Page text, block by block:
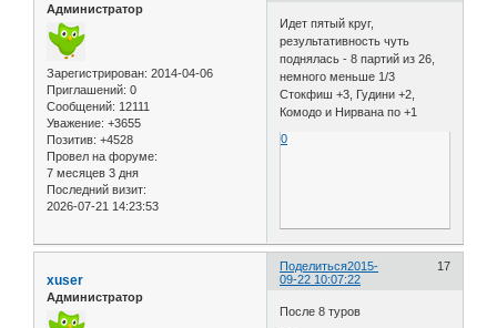
Администратор
Зарегистрирован: 2014-04-06
Приглашений: 0
Сообщений: 12111
Уважение: +3655
Позитив: +4528
Провел на форуме:
7 месяцев 3 дня
Последний визит:
2026-07-21 14:23:53
Идет пятый круг,
результативность чуть
поднялась - 8 партий из 26,
немного меньше 1/3
Стокфиш +3, Гудини +2,
Комодо и Нирвана по +1
0
Поделиться 17
2015-
09-22 10:07:22
xuser
Администратор
После 8 туров